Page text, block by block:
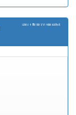
แสดง 1 ถึง 50 จาก 168 ผลลัพธ์